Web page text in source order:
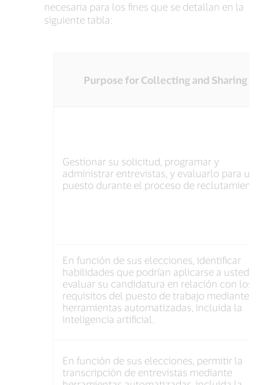
necesaria para los fines que se detallan en la
siguiente tabla:
Information
and
How
Purpose for Collecting and Sharing
Gestionar su solicitud, programar y
administrar entrevistas, y evaluarlo para un
puesto durante el proceso de reclutamiento.
En función de sus elecciones, identificar
habilidades que podrían aplicarse a usted o
evaluar su candidatura en relación con los
requisitos del puesto de trabajo mediante
herramientas automatizadas, incluida la
inteligencia artificial.
En función de sus elecciones, permitir la
transcripción de entrevistas mediante